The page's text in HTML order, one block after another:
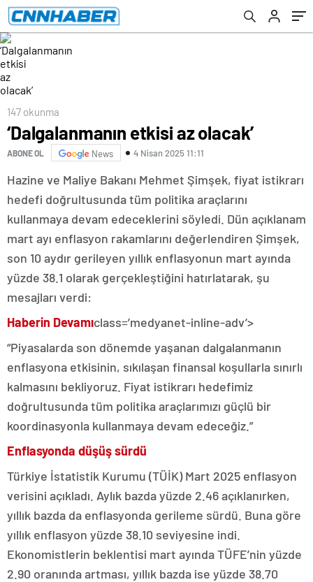
147 okunma
‘Dalgalanmanın etkisi az olacak’
ABONE OL News 4 Nisan 2025 11:11
Hazine ve Maliye Bakanı Mehmet Şimşek, fiyat istikrarı
hedefi doğrultusunda tüm politika araçlarını
kullanmaya devam edeceklerini söyledi. Dün açıklanam
mart ayı enflasyon rakamlarını değerlendiren Şimşek,
son 10 aydır gerileyen yıllık enflasyonun mart ayında
yüzde 38.1 olarak gerçekleştiğini hatırlatarak, şu
mesajları verdi:
Haberin Devamıclass=’medyanet-inline-adv’>
“Piyasalarda son dönemde yaşanan dalgalanmanın
enflasyona etkisinin, sıkılaşan finansal koşullarla sınırlı
kalmasını bekliyoruz. Fiyat istikrarı hedefimiz
doğrultusunda tüm politika araçlarımızı güçlü bir
koordinasyonla kullanmaya devam edeceğiz.”
Enflasyonda düşüş sürdü
Türkiye İstatistik Kurumu (TÜİK) Mart 2025 enflasyon
verisini açıkladı. Aylık bazda yüzde 2.46 açıklanırken,
yıllık bazda da enflasyonda gerileme sürdü. Buna göre
yıllık enflasyon yüzde 38.10 seviyesine indi.
Ekonomistlerin beklentisi mart ayında TÜFE’nin yüzde
2.90 oranında artması, yıllık bazda ise yüzde 38.70